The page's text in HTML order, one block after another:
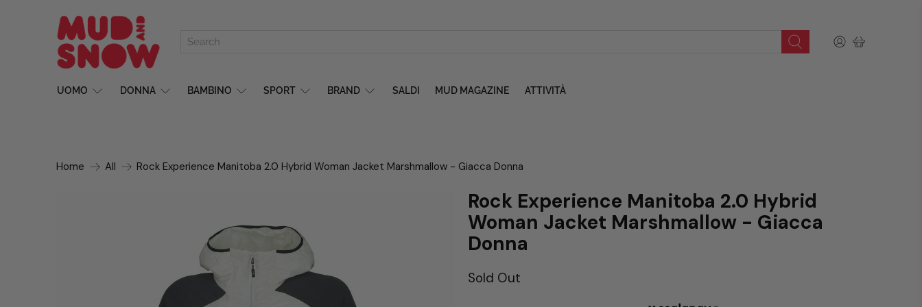
UOMO DONNA BAMBINO SPORT BRAND SALDI MUD MAGAZINE ATTIVITÀ
Home All Rock Experience Manitoba 2.0 Hybrid Woman Jacket Marshmallow - Giacca Donna
Rock Experience Manitoba 2.0 Hybrid
Woman Jacket Marshmallow - Giacca
Donna
Sold Out